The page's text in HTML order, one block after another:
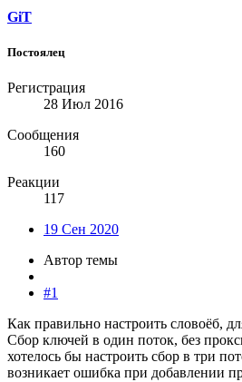
GiT
Постоялец
Регистрация
28 Июл 2016
Сообщения
160
Реакции
117
19 Сен 2020
Автор темы
#1
Как правильно настроить словоёб,
Сбор ключей в один поток, без
хотелось бы настроить сбор в три
возникает ошибка при добавлении